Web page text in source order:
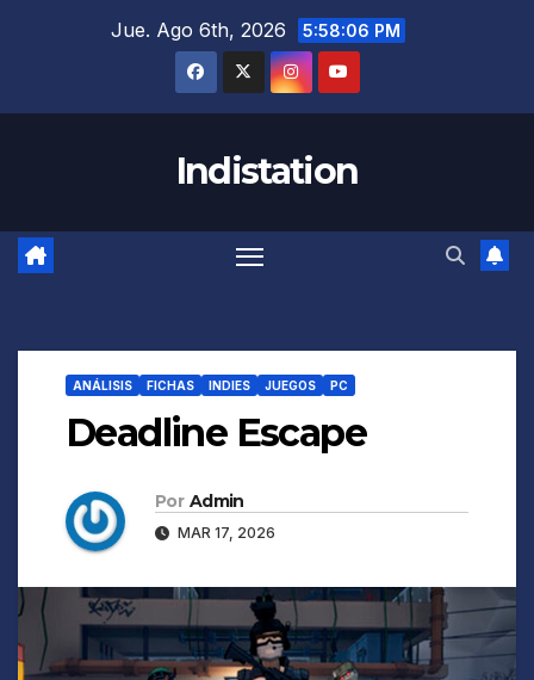
Jue. Ago 6th, 2026 5:58:07 PM
Indistation
ANÁLISIS FICHAS INDIES JUEGOS PC
Deadline Escape
Por Admin
MAR 17, 2026